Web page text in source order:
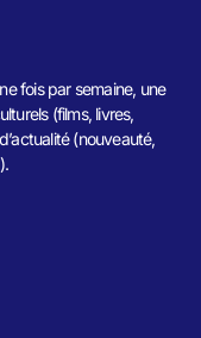
fois par semaine, une
(films, livres,
(nouveauté,